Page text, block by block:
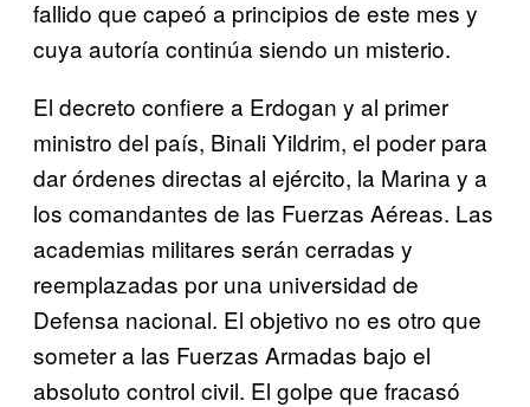
fallido que capeó a principios de este mes y
cuya autoría continúa siendo un misterio.
El decreto confiere a Erdogan y al primer
ministro del país, Binali Yildrim, el poder para
dar órdenes directas al ejército, la Marina y a
los comandantes de las Fuerzas Aéreas. Las
academias militares serán cerradas y
reemplazadas por una universidad de
Defensa nacional. El objetivo no es otro que
someter a las Fuerzas Armadas bajo el
absoluto control civil. El golpe que fracasó